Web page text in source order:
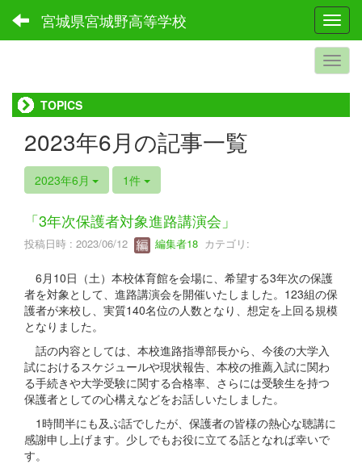
宮城県宮城野高等学校
TOPICS
2023年6月の記事一覧
2023年6月 1件
「3年次保護者対象進路講演会」
投稿日時 : 2023/06/12 編集者18 カテゴリ:
6月10日（土）本校体育館を会場に、希望する3年次の保護
者を対象として、進路講演会を開催いたしました。123組の保
護者が来校し、実質140名位の人数となり、想定を上回る規模
となりました。
話の内容としては、本校進路指導部長から、今後の大学入
試におけるスケジュールや現状報告、本校の推薦入試に関わ
る手続きや大学受験に関する合格率、さらには受験生を持つ
保護者としての心構えなどをお話しいたしました。
1時間半にも及ぶ話でしたが、保護者の皆様の熱心な聴講に
感謝申し上げます。少しでもお役に立てる話となれば幸いで
す。